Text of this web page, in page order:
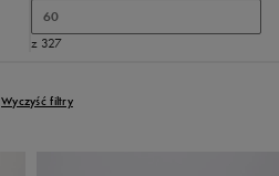
60
z 327
Wyczyść filtry